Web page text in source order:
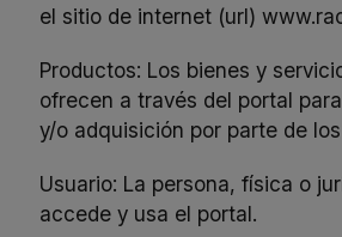
el sitio de internet (url)
Productos: Los bienes y
ofrecen a través del portal
y/o adquisición por parte de
Usuario: La persona, física o
accede y usa el portal.